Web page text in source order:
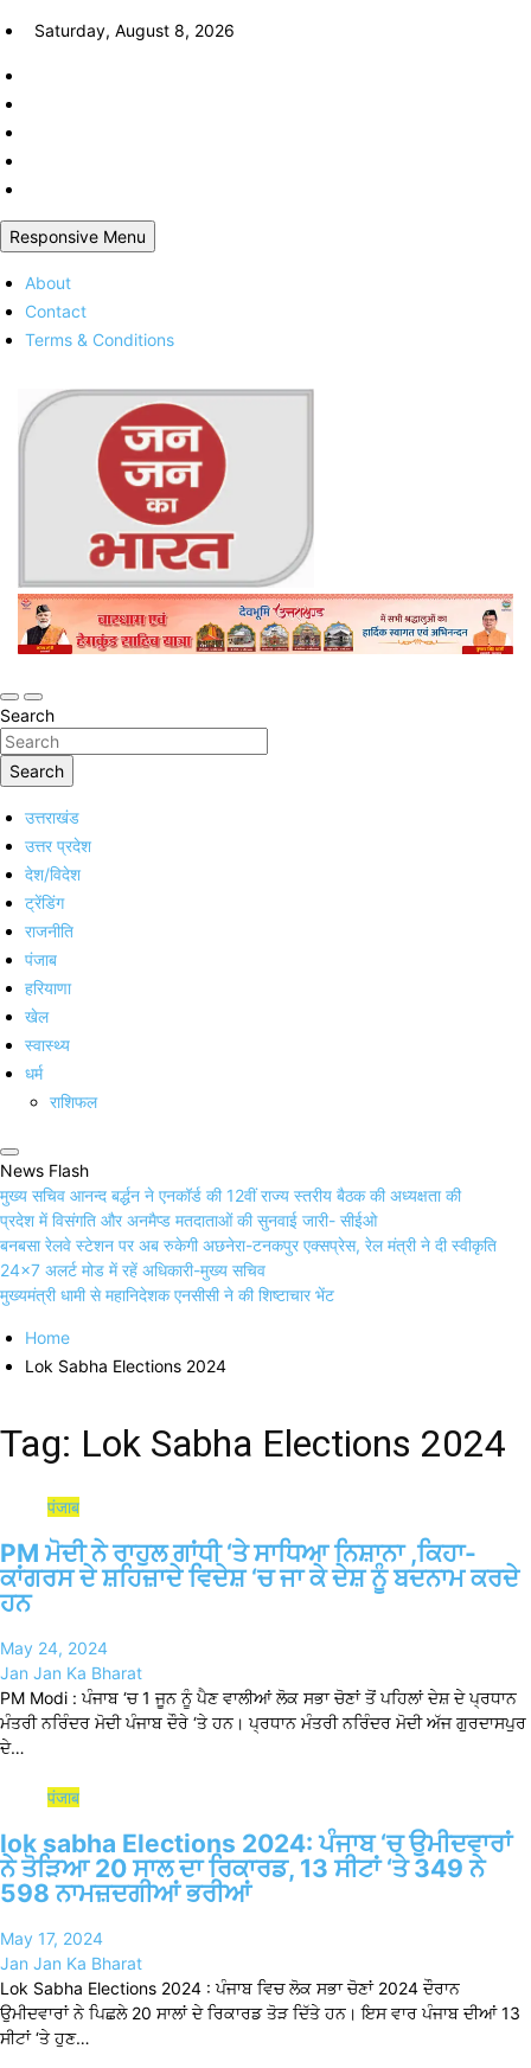
Skip
content
Saturday, August 8, 2026
Responsive Menu
About
Contact
Terms & Conditions
Jan Jan Ka Bharat
Online Trending Hindi News Website
Search
Search
उत्तराखंड
उत्तर प्रदेश
देश/विदेश
ट्रेंडिंग
राजनीति
पंजाब
हरियाणा
खेल
स्वास्थ्य
धर्म
राशिफल
News Flash
मुख्य सचिव आनन्द बर्द्धन ने एनकॉर्ड की 12वीं राज्य स्तरीय बैठक की अध्यक्षता की
प्रदेश में विसंगति और अनमैप्ड मतदाताओं की सुनवाई जारी- सीईओ
बनबसा रेलवे स्टेशन पर अब रुकेगी अछनेरा-टनकपुर एक्सप्रेस, रेल मंत्री ने दी स्वीकृति
24×7 अलर्ट मोड में रहें अधिकारी-मुख्य सचिव
मुख्यमंत्री धामी से महानिदेशक एनसीसी ने की शिष्टाचार भेंट
Home
Lok Sabha Elections 2024
Tag: Lok Sabha Elections 2024
पंजाब
PM ਮੋਦੀ ਨੇ ਰਾਹੁਲ ਗਾਂਧੀ ‘ਤੇ ਸਾਧਿਆ ਨਿਸ਼ਾਨਾ ,ਕਿਹਾ-
ਕਾਂਗਰਸ ਦੇ ਸ਼ਹਿਜ਼ਾਦੇ ਵਿਦੇਸ਼ ‘ਚ ਜਾ ਕੇ ਦੇਸ਼ ਨੂੰ ਬਦਨਾਮ ਕਰਦੇ
ਹਨ
May 24, 2024
Jan Jan Ka Bharat
PM Modi : ਪੰਜਾਬ ‘ਚ 1 ਜੂਨ ਨੂੰ ਪੈਣ ਵਾਲੀਆਂ ਲੋਕ ਸਭਾ ਚੋਣਾਂ ਤੋਂ ਪਹਿਲਾਂ ਦੇਸ਼ ਦੇ ਪ੍ਰਧਾਨ
ਮੰਤਰੀ ਨਰਿੰਦਰ ਮੋਦੀ ਪੰਜਾਬ ਦੌਰੇ ‘ਤੇ ਹਨ। ਪ੍ਰਧਾਨ ਮੰਤਰੀ ਨਰਿੰਦਰ ਮੋਦੀ ਅੱਜ ਗੁਰਦਾਸਪੁਰ
ਦੇ…
पंजाब
lok sabha Elections 2024: ਪੰਜਾਬ ‘ਚ ਉਮੀਦਵਾਰਾਂ
ਨੇ ਤੋੜਿਆ 20 ਸਾਲ ਦਾ ਰਿਕਾਰਡ, 13 ਸੀਟਾਂ ‘ਤੇ 349 ਨੇ
598 ਨਾਮਜ਼ਦਗੀਆਂ ਭਰੀਆਂ
May 17, 2024
Jan Jan Ka Bharat
Lok Sabha Elections 2024 : ਪੰਜਾਬ ਵਿਚ ਲੋਕ ਸਭਾ ਚੋਣਾਂ 2024 ਦੌਰਾਨ
ਉਮੀਦਵਾਰਾਂ ਨੇ ਪਿਛਲੇ 20 ਸਾਲਾਂ ਦੇ ਰਿਕਾਰਡ ਤੋੜ ਦਿੱਤੇ ਹਨ। ਇਸ ਵਾਰ ਪੰਜਾਬ ਦੀਆਂ 13
ਸੀਟਾਂ ‘ਤੇ ਹੁਣ…